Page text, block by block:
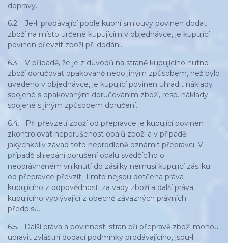
dopravy.
6.2. Je-li prodávající podle kupní smlouvy povinen dodat
zboží na místo určené kupujícím v objednávce, je kupující
povinen převzít zboží při dodání.
6.3. V případě, že je z důvodů na straně kupujícího nutno
zboží doručovat opakovaně nebo jiným způsobem, než bylo
uvedeno v objednávce, je kupující povinen uhradit náklady
spojené s opakovaným doručováním zboží, resp. náklady
spojené s jiným způsobem doručení.
6.4. Při převzetí zboží od přepravce je kupující povinen
zkontrolovat neporušenost obalů zboží a v případě
jakýchkoliv závad toto neprodleně oznámit přepravci. V
případě shledání porušení obalu svědčícího o
neoprávněném vniknutí do zásilky nemusí kupující zásilku
od přepravce převzít. Tímto nejsou dotčena práva
kupujícího z odpovědnosti za vady zboží a další práva
kupujícího vyplývající z obecně závazných právních
předpisů.
6.5. Další práva a povinnosti stran při přepravě zboží mohou
upravit zvláštní dodací podmínky prodávajícího, jsou-li